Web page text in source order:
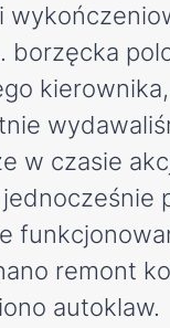
borzęcka
w czasie
remont
autoklaw.